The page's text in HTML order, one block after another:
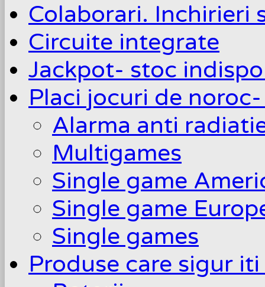
Colaborari. Inchirieri
Circuite integrate
Jackpot- stoc
Placi jocuri de
Alarma anti
Multigames
Single game
Single game
Single games
Produse care sigur